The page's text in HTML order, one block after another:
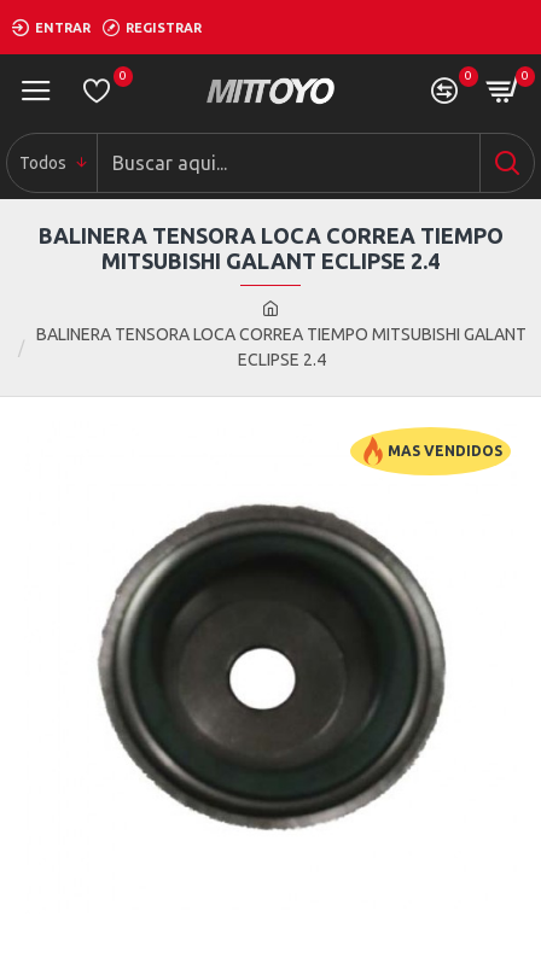
ENTRAR REGISTRAR
0 0 0
Todos
BALINERA TENSORA LOCA CORREA TIEMPO MITSUBISHI GALANT
ECLIPSE 2.4
BALINERA TENSORA LOCA CORREA TIEMPO
MITSUBISHI GALANT ECLIPSE 2.4
MAS VENDIDOS